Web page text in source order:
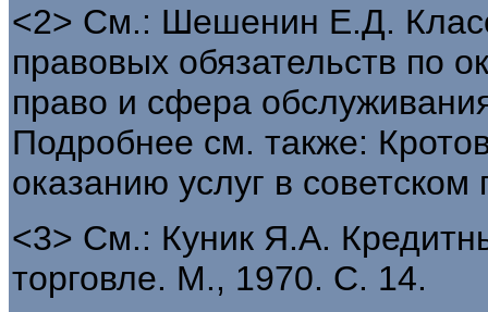
<2> См.: Шешенин Е.Д.
правовых обязательств по
право и сфера
Подробнее см. также:
оказанию услуг в
<3> См.: Куник Я.А.
торговле. М., 1970. С. 14.